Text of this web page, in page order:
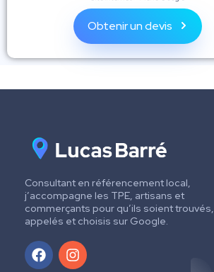
Obtenir un devis
Consultant en référencement local,
j’accompagne les TPE, artisans et
commerçants pour qu’ils soient trouvés,
appelés et choisis sur Google.